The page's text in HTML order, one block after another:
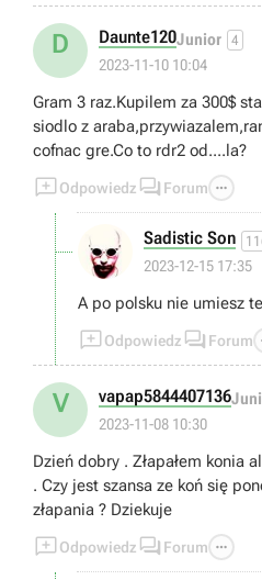
D Daunte120Junior 4
2023-11-10 10:04
Gram 3 raz.Kupilem za 300$
siodlo z
cofnac gre.Co to rdr2 od....la?
Odpowiedz  Forum 
Sadistic Son
2023-12-15 17:35
A po polsku nie umiesz
Odpowiedz  Forum
V vapap5844407136
2023-11-08 10:30
Dzień dobry . Złapałem konia
. Czy jest szansa ze koń się
złapania ? Dziekuje
Odpowiedz  Forum 